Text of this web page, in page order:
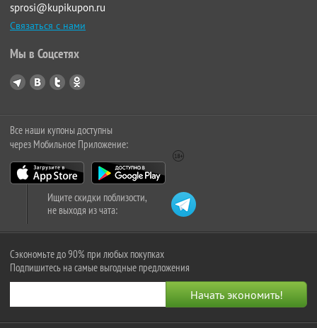
sprosi@kupikupon.ru
Связаться с нами
Мы в Соцсетях
Все наши купоны доступны
через Мобильное Приложение:
Ищите скидки поблизости,
не выходя из чата:
Сэкономьте до 90% при любых покупках
Подпишитесь на самые выгодные предложения